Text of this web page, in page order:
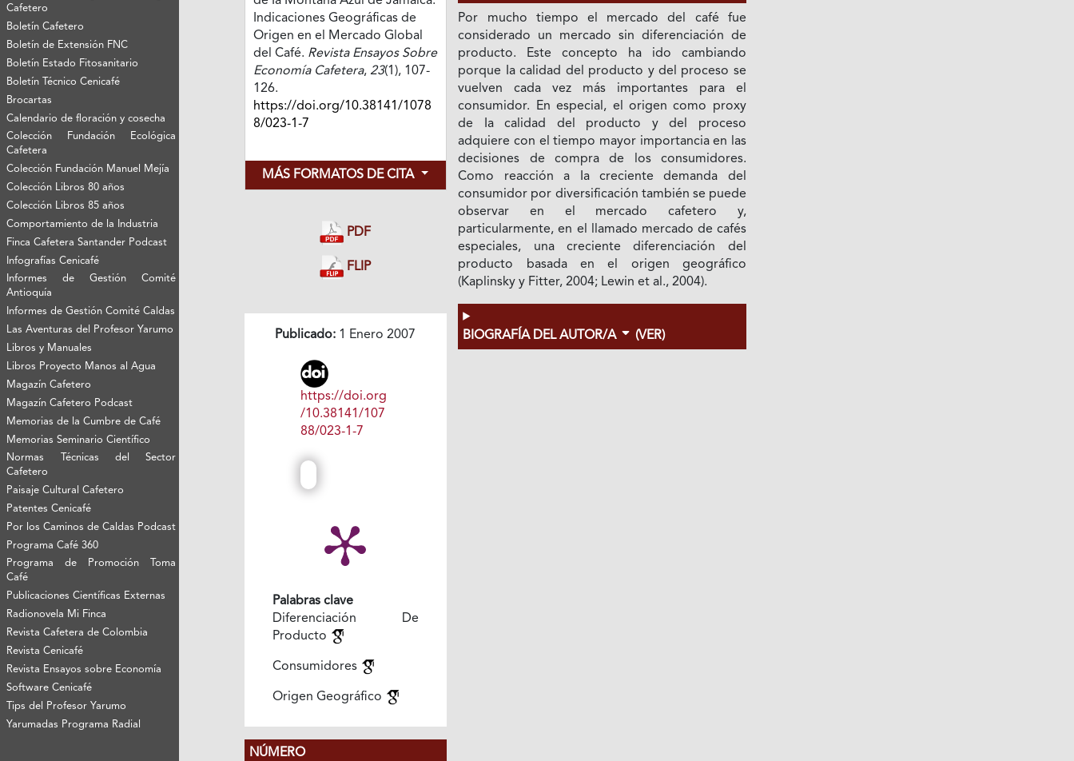
Cafetero
Boletín Cafetero
Boletín de Extensión FNC
Boletín Estado Fitosanitario
Boletín Técnico Cenicafé
Brocartas
Calendario de floración y cosecha
Colección Fundación Ecológica
Cafetera
Colección Fundación Manuel Mejía
Colección Libros 80 años
Colección Libros 85 años
Comportamiento de la Industria
Finca Cafetera Santander Podcast
Infografías Cenicafé
Informes de Gestión Comité
Antioquía
Informes de Gestión Comité Caldas
Las Aventuras del Profesor Yarumo
Libros y Manuales
Libros Proyecto Manos al Agua
Magazín Cafetero
Magazín Cafetero Podcast
Memorias de la Cumbre de Café
Memorias Seminario Científico
Normas Técnicas del Sector
Cafetero
Paisaje Cultural Cafetero
Patentes Cenicafé
Por los Caminos de Caldas Podcast
Programa Café 360
Programa de Promoción Toma
Café
Publicaciones Científicas Externas
Radionovela Mi Finca
Revista Cafetera de Colombia
Revista Cenicafé
Revista Ensayos sobre Economía
Software Cenicafé
Tips del Profesor Yarumo
Yarumadas Programa Radial
Indicaciones Geográficas de
Origen en el Mercado Global
del Café. Revista Ensayos Sobre
Economía Cafetera, 23(1), 107-
126.
https://doi.org/10.38141/1078
8/023-1-7
MÁS FORMATOS DE CITA
PDF
FLIP
Publicado: 1 Enero 2007
https://doi.org
/10.38141/107
88/023-1-7
Palabras clave
Diferenciación De
Producto
Consumidores
Origen Geográfico
NÚMERO
Por mucho tiempo el mercado del café fue
considerado un mercado sin diferenciación de
producto. Este concepto ha ido cambiando
porque Ia calidad del producto y del proceso se
vuelven cada vez más importantes para el
consumidor. En especial, el origen como proxy
de Ia calidad del producto y del proceso
adquiere con el tiempo mayor importancia en las
decisiones de compra de los consumidores.
Como reacción a Ia creciente demanda del
consumidor por diversificación también se puede
observar en el mercado cafetero y,
particularmente, en el llamado mercado de cafés
especiales, una creciente diferenciación del
producto basada en el origen geográfico
(Kaplinsky y Fitter, 2004; Lewin et al., 2004).
BIOGRAFÍA DEL AUTOR/A (VER)